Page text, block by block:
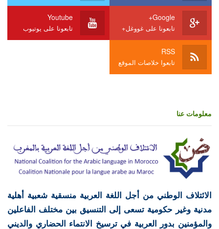
Google+
تابعونا على غووغل+
Youtube
تابعونا على يوتيوب
RSS
تابعوا خلاصات الموقع
معلومات عنا
الائتلاف الوطني من أجل اللغة العربية منسقية شعبية أهلية
مدنية وغير حكومية تسعى إلى التنسيق بين مختلف الفاعلين
والمؤمنين بدور العربية في ترسيخ الانتماء الحضاري والديني